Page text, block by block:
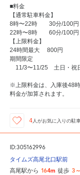
■料金
【通常駐車料金】
8時〜22時 30分/100円
22時〜8時 60分/100円
【上限料金】
24時間最大 800円
期間限定
11/3〜11/25 土日・祝
※上限料金は、入庫後48
料金が加算されます。
4 人がお気に入りの駐
ID:305162996
タイムズ高尾北口駅前
高尾駅から 164m 徒歩 3